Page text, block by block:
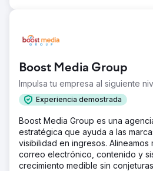
Boost Media Group
Impulsa tu empresa al siguiente
Experiencia demostrada
Boost Media Group es una
estratégica que ayuda a las
visibilidad en ingresos. Alineamos
correo electrónico, contenido y
crecimiento medible sin